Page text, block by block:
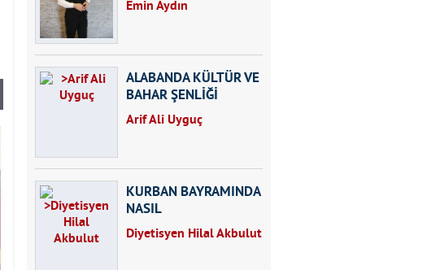
Emin Aydın
ALABANDA KÜLTÜR VE
BAHAR ŞENLİĞİ
Arif Ali Uyguç
KURBAN BAYRAMINDA
NASIL
BESLENMELİYİZ?
Diyetisyen Hilal Akbulut